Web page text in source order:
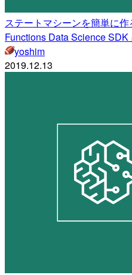
ステートマシーンを簡単に
Functions Data Science SDK
yoshim
2019.12.13